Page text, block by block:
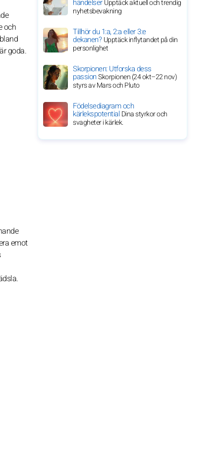
och
goda.
emot
händelserUpptäck aktuell och trendig
nyhetsbevakning
Tillhör du 1:a, 2:a eller 3:e
dekanen?Upptäck inflytandet på din
personlighet
Skorpionen: Utforska dess
passionSkorpionen (24 okt–22 nov)
styrs av Mars och Pluto
Födelsediagram och
kärlekspotentialDina styrkor och
svagheter i kärlek.